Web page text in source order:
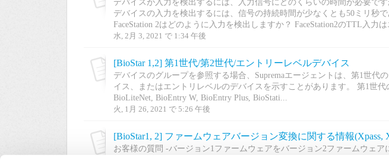
デバイスが入力を検出するには、入力信号にどのくらいの時間が必要で
デバイスの入力を検出するには、信号の持続時間が少なくとも50ミリ秒で
FaceStation 2はどのように入力を検出しますか？ FaceStation2のTTL入力は
水, 2月 3, 2021 で 1:34 午後
[BioStar 1,2] 第1世代/第2世代/エントリーレベルデバイス
デバイスのグループを参照する場合、Supremaエージェントは、第1世代
イス、またはエントリレベルのデバイスを示すことがあります。 第1世代
BioLiteNet, BioEntry W, BioEntry Plus, BioStati...
火, 1月 26, 2021 で 5:26 午後
お客様の質問 -バージョン1ファームウェアをバージョン2ファームウェア